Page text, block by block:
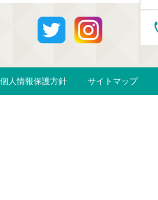
個人情報保護方針 サイトマップ